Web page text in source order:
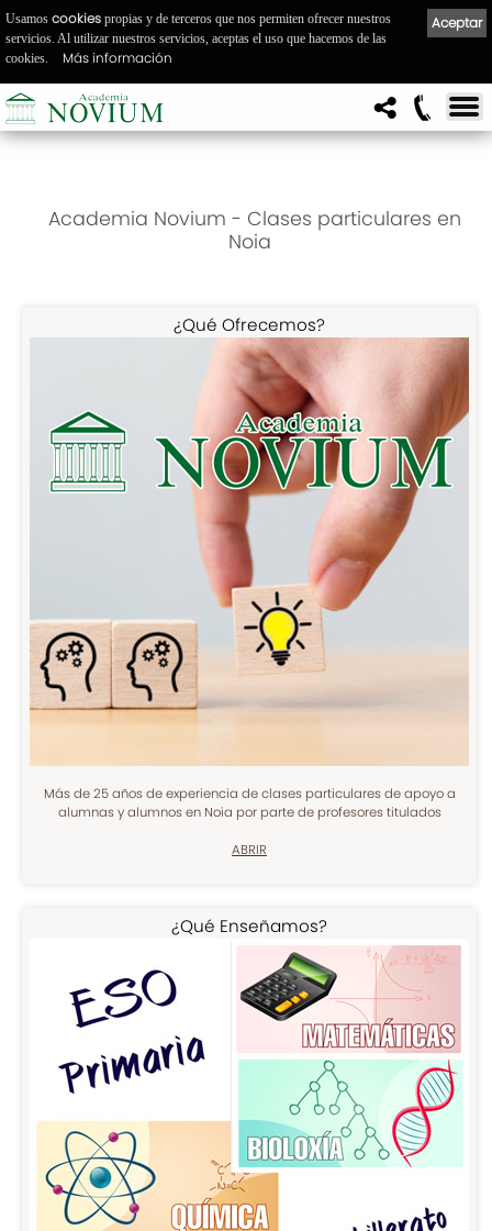
Academia Novium - Clases particulares en
Noia
¿Qué Ofrecemos?
Más de 25 años de experiencia de clases particulares de apoyo a
alumnas y alumnos en Noia por parte de profesores titulados
ABRIR
¿Qué Enseñamos?
Aceptar
Usamos cookies propias y de terceros que nos permiten ofrecer nuestros
servicios. Al utilizar nuestros servicios, aceptas el uso que hacemos de las
cookies.
Más información